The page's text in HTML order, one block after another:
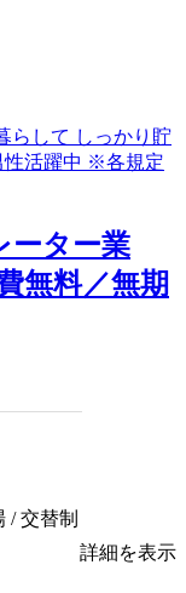
ーター業
無料／無期
/ 交替制
詳細を表示